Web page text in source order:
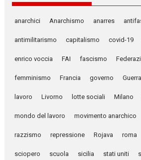
anarchici Anarchismo anarres
antimilitarismo capitalismo covid-19
enrico voccia FAI fascismo
femminismo Francia governo Guerra
lavoro Livorno lotte sociali Milano
mondo del lavoro movimento anarchico
razzismo repressione Rojava roma
sciopero scuola sicilia stati uniti